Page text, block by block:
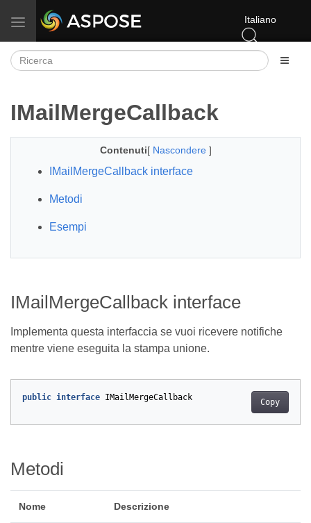
Attiva/disattiva la navigazione Italiano
IMailMergeCallback
Contenuti[ Nascondere ]
IMailMergeCallback interface
Metodi
Esempi
IMailMergeCallback interface
Implementa questa interfaccia se vuoi ricevere notifiche
mentre viene eseguita la stampa unione.
Copy
public interface IMailMergeCallback
Metodi
Nome Descrizione